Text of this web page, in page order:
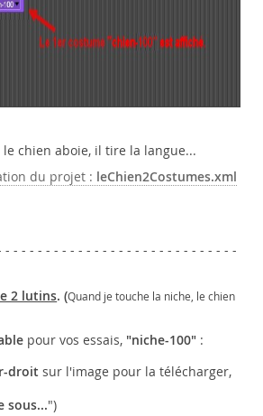
chien aboie, il tire la langue...
du projet : leChien2Costumes.xml
- - - - - - - - - - - - - - - - - - - - - - - - - - - -
2 lutins. (Quand je touche la niche, le chien
pour vos essais, "niche-100" :
droit sur l'image pour la télécharger,
sous...")